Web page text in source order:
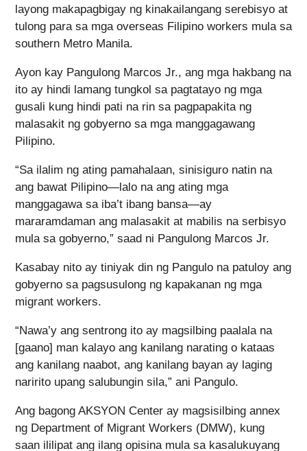
layong makapagbigay ng kinakailangang serebisyo at
tulong para sa mga overseas Filipino workers mula sa
southern Metro Manila.
Ayon kay Pangulong Marcos Jr., ang mga hakbang na
ito ay hindi lamang tungkol sa pagtatayo ng mga
gusali kung hindi pati na rin sa pagpapakita ng
malasakit ng gobyerno sa mga manggagawang
Pilipino.
“Sa ilalim ng ating pamahalaan, sinisiguro natin na
ang bawat Pilipino—lalo na ang ating mga
manggagawa sa iba’t ibang bansa—ay
mararamdaman ang malasakit at mabilis na serbisyo
mula sa gobyerno,” saad ni Pangulong Marcos Jr.
Kasabay nito ay tiniyak din ng Pangulo na patuloy ang
gobyerno sa pagsusulong ng kapakanan ng mga
migrant workers.
“Nawa’y ang sentrong ito ay magsilbing paalala na
[gaano] man kalayo ang kanilang narating o kataas
ang kanilang naabot, ang kanilang bayan ay laging
naririto upang salubungin sila,” ani Pangulo.
Ang bagong AKSYON Center ay magsisilbing annex
ng Department of Migrant Workers (DMW), kung
saan ililipat ang ilang opisina mula sa kasalukuyang